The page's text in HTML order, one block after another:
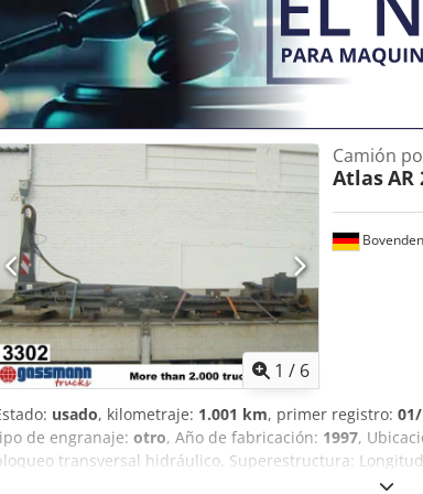
Separador de cazo MB-HDS 214 por un suplemento de
SIN GARANTÍA! Sujeto a cambios, venta previa y errores
1 / 6
Bovenden
Camión
AtlasAR
usado, kilometraje: 1.001 km, primer registro:
de engranaje: otro, Año de fabricación: 1997,
transversal hidráulico. Superestructura:
contenedores de hasta 7 m, aproximadamente 1.700